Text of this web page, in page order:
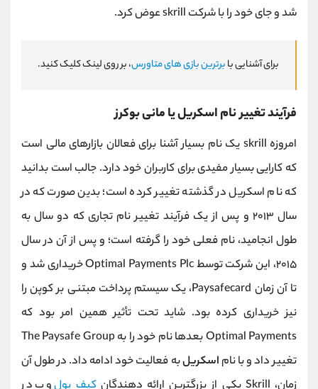
شد و جای خود را با شرکت skrill عوض کرد.
برای آشنایی بابرترین بازی های متاورس، بر روی لینک کلیک کنید.
فرآیند تغییر نام اسکریل یا مانی بوکرز
امروزه skrill یک نام بسیار آشنا برای فعالان بازارهای مالی است
که کارایی بسیار مفیدی برای کاربران خود دارد. جالب است بدانید
که نام اسکریل در گذشته تغییر کرده است؛ بدین صورت که در
سال ۲۰۱۳ و پس از یک فرآیند تغییر نام تجاری که دو سال به
طول انجامید، نام فعلی خود را گرفته است؛ و پس از آن در سال
۲۰۱۵، این شرکت توسط Optimal Payments Plc خریداری شد و
تا آن زمان Paysafecard، یک سیستم پرداخت مبتنی بر کوپن را
نیز خریداری کرده بود. شاید تحت تأثیر همین امر بود که
Optimal Payments بعدها نام خود را به The Paysafe Group
تغییر داد و با نام اسکریلبه فعالیت خود ادامه داد. در طول آن